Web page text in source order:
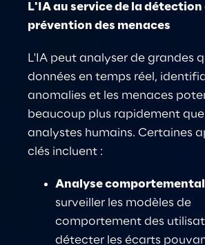
L'IA au service de la détection
prévention des menaces
L'IA peut analyser de grandes
données en temps réel,
anomalies et les menaces
beaucoup plus rapidement que
analystes humains. Certaines
clés incluent :
Analyse
surveiller les modèles de
comportement des
détecter les écarts